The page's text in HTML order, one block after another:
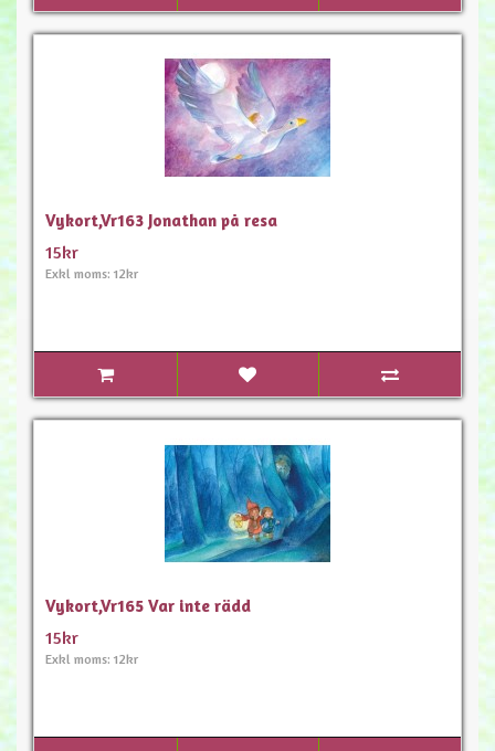
Vykort,Vr163 Jonathan på resa
15kr
Exkl moms: 12kr
Vykort,Vr165 Var inte rädd
15kr
Exkl moms: 12kr